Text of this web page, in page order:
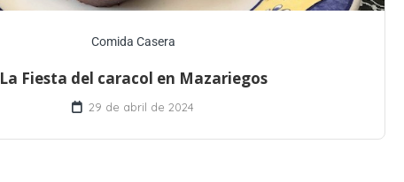
Comida Casera
La Fiesta del caracol en Mazariegos
29 de abril de 2024